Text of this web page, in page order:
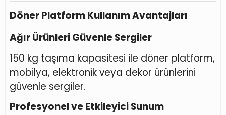
Döner Platform Kullanım Avantajları
Ağır Ürünleri Güvenle Sergiler
150 kg taşıma kapasitesi ile döner platform,
mobilya, elektronik veya dekor ürünlerini
güvenle sergiler.
Profesyonel ve Etkileyici Sunum